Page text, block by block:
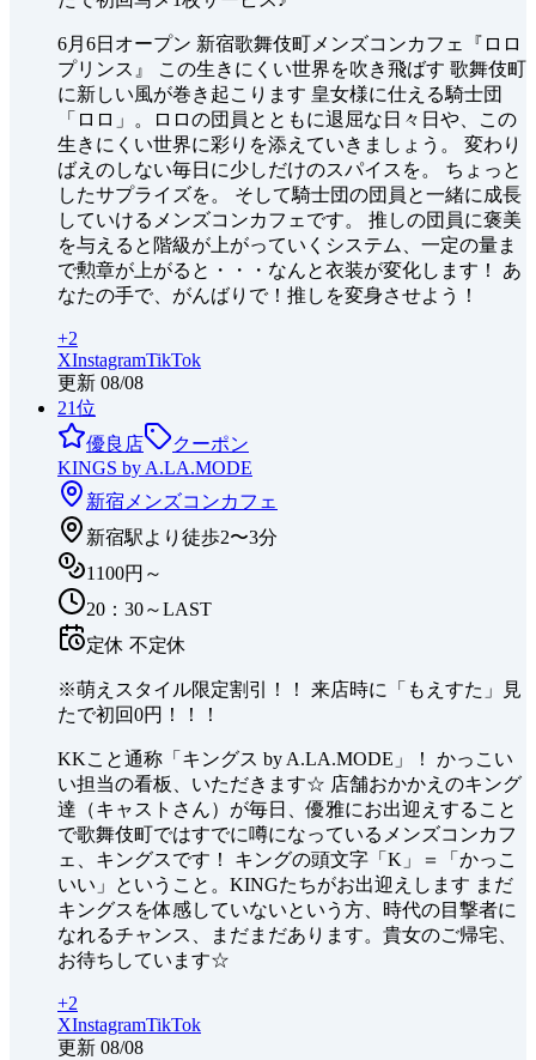
6月6日オープン 新宿歌舞伎町メンズコンカフェ『ロロ
プリンス』 この生きにくい世界を吹き飛ばす 歌舞伎町
に新しい風が巻き起こります 皇女様に仕える騎士団
「ロロ」。ロロの団員とともに退屈な日々日や、この
生きにくい世界に彩りを添えていきましょう。 変わり
ばえのしない毎日に少しだけのスパイスを。 ちょっと
したサプライズを。 そして騎士団の団員と一緒に成長
していけるメンズコンカフェです。 推しの団員に褒美
を与えると階級が上がっていくシステム、一定の量ま
で勲章が上がると・・・なんと衣装が変化します！ あ
なたの手で、がんばりで！推しを変身させよう！
+2
XInstagramTikTok
更新 08/08
21位
優良店
クーポン
KINGS by A.LA.MODE
新宿 メンズコンカフェ
新宿駅より徒歩2〜3分
1100円～
20：30～LAST
定休 不定休
※萌えスタイル限定割引！！ 来店時に「もえすた」見
たで初回0円！！！
KKこと通称「キングス by A.LA.MODE」！ かっこい
い担当の看板、いただきます☆ 店舗おかかえのキング
達（キャストさん）が毎日、優雅にお出迎えすること
で歌舞伎町ではすでに噂になっているメンズコンカフ
ェ、キングスです！ キングの頭文字「K」＝「かっこ
いい」ということ。KINGたちがお出迎えします まだ
キングスを体感していないという方、時代の目撃者に
なれるチャンス、まだまだあります。貴女のご帰宅、
お待ちしています☆
+2
XInstagramTikTok
更新 08/08